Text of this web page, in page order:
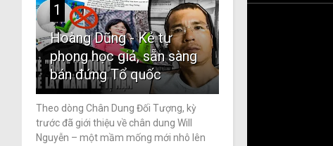
1
Hoàng Dũng - Kẻ tự
phong học giả, sẵn sàng
bán đứng Tổ quốc
Theo dòng Chân Dung Đối Tượng, kỳ
trước đã giới thiệu về chân dung Will
Nguyễn – một mầm mống mới nhô lên